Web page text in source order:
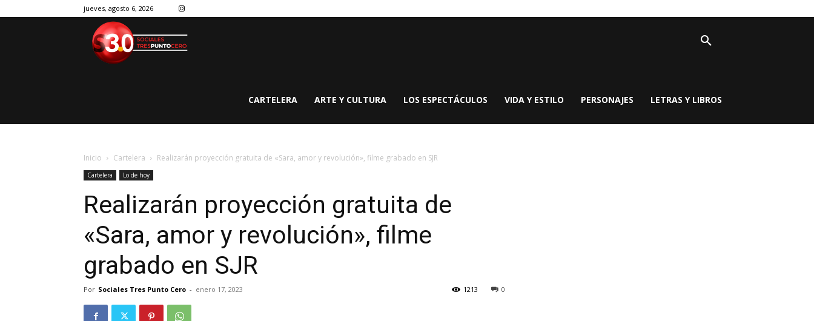
jueves, agosto 6, 2026
CARTELERA ARTE Y CULTURA LOS ESPECTÁCULOS VIDA Y ESTILO PERSONAJES LETRAS Y LIBROS
Inicio Cartelera Realizarán proyección gratuita de «Sara, amor y revolución», filme grabado en SJR
Cartelera Lo de hoy
Realizarán proyección gratuita de
«Sara, amor y revolución», filme
grabado en SJR
Por Sociales Tres Punto Cero - enero 17, 2023 0
1213